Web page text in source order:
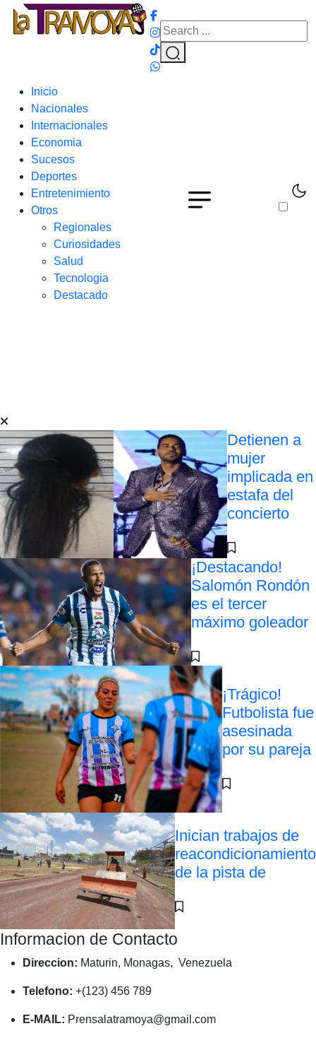
Inicio
Nacionales
Internacionales
Economia
Sucesos
Deportes
Entretenimiento
Otros
Regionales
Curiosidades
Salud
Tecnologia
Destacado
Detienen a
mujer
implicada en
estafa del
concierto
¡Destacando!
Salomón Rondón
es el tercer
máximo goleador
¡Trágico!
Futbolista fue
asesinada
por su pareja
Inician trabajos de
reacondicionamiento
de la pista de
Informacion de Contacto
Direccion: Maturin, Monagas, Venezuela
Telefono: +(123) 456 789
E-MAIL: Prensalatramoya@gmail.com